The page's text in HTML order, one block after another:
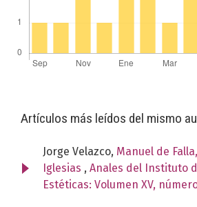
Artículos más leídos del mismo
Jorge Velazco, Manuel de
Iglesias , Anales del Instituto
Estéticas: Volumen XV,